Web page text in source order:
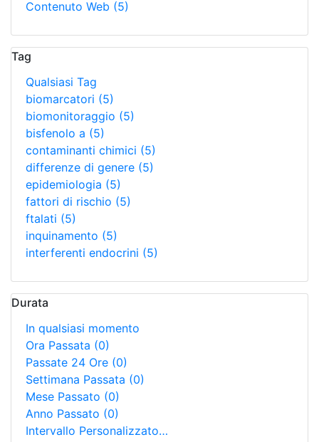
Contenuto Web (5)
Tag
Qualsiasi Tag
biomarcatori (5)
biomonitoraggio (5)
bisfenolo a (5)
contaminanti chimici (5)
differenze di genere (5)
epidemiologia (5)
fattori di rischio (5)
ftalati (5)
inquinamento (5)
interferenti endocrini (5)
Durata
In qualsiasi momento
Ora Passata (0)
Passate 24 Ore (0)
Settimana Passata (0)
Mese Passato (0)
Anno Passato (0)
Intervallo Personalizzato…